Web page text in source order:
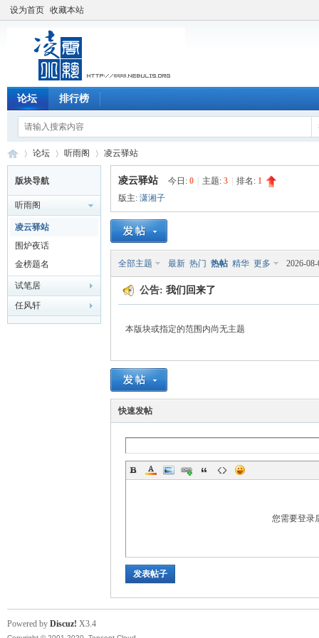
设为首页 收藏本站
论坛 排行榜
凌 »
论坛
›
听雨阁
›
凌云驿站
版块导航
听雨阁
凌云驿站
围炉夜话
金榜题名
试笔居
任风轩
凌云驿站 今日: 0 主题: 3 排名: 1
版主: 潇湘子
全部主题 最新 热门 热帖 精华 更多 2026-08-
公告: 我们回来了
本版块或指定的范围内尚无主题
快速发帖
您需要登录
发表帖子
Powered by Discuz! X3.4